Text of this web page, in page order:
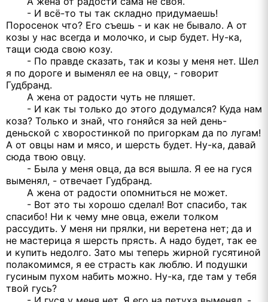
- И всё-то ты так складно придумаешь!
Поросенок что? Его съешь - и как не бывало. А от
козы у нас всегда и молочко, и сыр будет. Ну-ка,
тащи сюда свою козу.
- По правде сказать, так и козы у меня нет. Шел
я по дороге и выменял ее на овцу, - говорит
Гудбранд.
А жена от радости чуть не пляшет.
- И как ты только до этого додумался? Куда нам
коза? Только и знай, что гоняйся за ней день-
деньской с хворостинкой по пригоркам да по лугам!
А от овцы нам и мясо, и шерсть будет. Ну-ка, давай
сюда твою овцу.
- Была у меня овца, да вся вышла. Я ее на гуся
выменял, - отвечает Гудбранд.
А жена от радости опомниться не может.
- Вот это ты хорошо сделал! Вот спасибо, так
спасибо! Ни к чему мне овца, ежели толком
рассудить. У меня ни прялки, ни веретена нет; да и
не мастерица я шерсть прясть. А надо будет, так ее
и купить недолго. Зато мы теперь жирной гусятиной
полакомимся, я ее страсть как люблю. И подушки
гусиным пухом набить можно. Ну-ка, где там у тебя
твой гусь?